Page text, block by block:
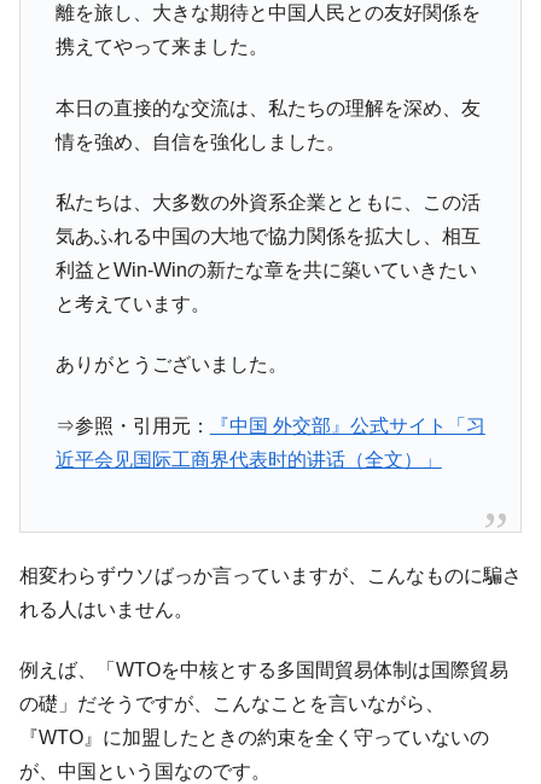
離を旅し、大きな期待と中国人民との友好関係を
携えてやって来ました。
本日の直接的な交流は、私たちの理解を深め、友
情を強め、自信を強化しました。
私たちは、大多数の外資系企業とともに、この活
気あふれる中国の大地で協力関係を拡大し、相互
利益とWin-Winの新たな章を共に築いていきたい
と考えています。
ありがとうございました。
⇒参照・引用元：
『中国 外交部』公式サイト「习
近平会见国际工商界代表时的讲话（全文）」
相変わらずウソばっか言っていますが、こんなものに騙さ
れる人はいません。
例えば、「WTOを中核とする多国間貿易体制は国際貿易
の礎」だそうですが、こんなことを言いながら、
『WTO』に加盟したときの約束を全く守っていないの
が、中国という国なのです。